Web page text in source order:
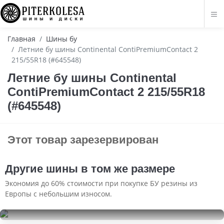
Главная
Шины бу
Летние бу шины Continental ContiPremiumContact 2
215/55R18 (#645548)
Летние бу шины Continental
ContiPremiumContact 2 215/55R18
(#645548)
Этот товар зарезервирован
Другие шины в том же размере
Экономия до 60% стоимости при покупке БУ резины из
Европы с небольшим износом.